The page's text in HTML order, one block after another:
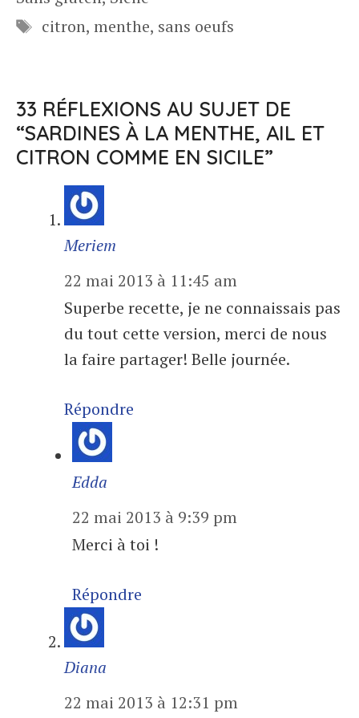
Étiquettes
citron, menthe, sans oeufs
33 RÉFLEXIONS AU SUJET DE
“SARDINES À LA MENTHE, AIL ET
CITRON COMME EN SICILE”
Meriem
22 mai 2013 à 11:45 am
Superbe recette, je ne connaissais pas
du tout cette version, merci de nous
la faire partager! Belle journée.
Répondre
Edda
22 mai 2013 à 9:39 pm
Merci à toi !
Répondre
Diana
22 mai 2013 à 12:31 pm